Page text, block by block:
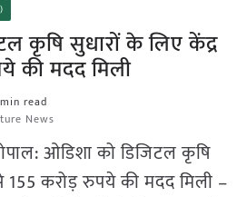
कृषि सुधारों के लिए केंद्र
की मदद मिली
read
News
ओडिशा को डिजिटल कृषि
155 करोड़ रुपये की मदद मिली –